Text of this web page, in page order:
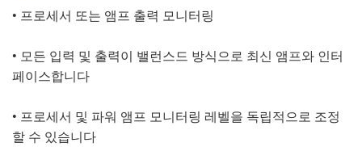
• 프로세서 또는 앰프 출력 모니터링
• 모든 입력 및 출력이 밸런스드 방식으로 최신 앰프와 인터
페이스합니다
• 프로세서 및 파워 앰프 모니터링 레벨을 독립적으로 조정
할 수 있습니다